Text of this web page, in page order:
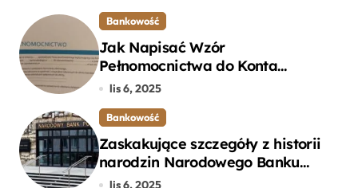
Bankowość
Jak Napisać Wzór
Pełnomocnictwa do Konta
Bankowego – Praktyczny
lis 6, 2025
Bankowość
Zaskakujące szczegóły z historii
narodzin Narodowego Banku
Polskiego, o których mogłeś nie
lis 6, 2025